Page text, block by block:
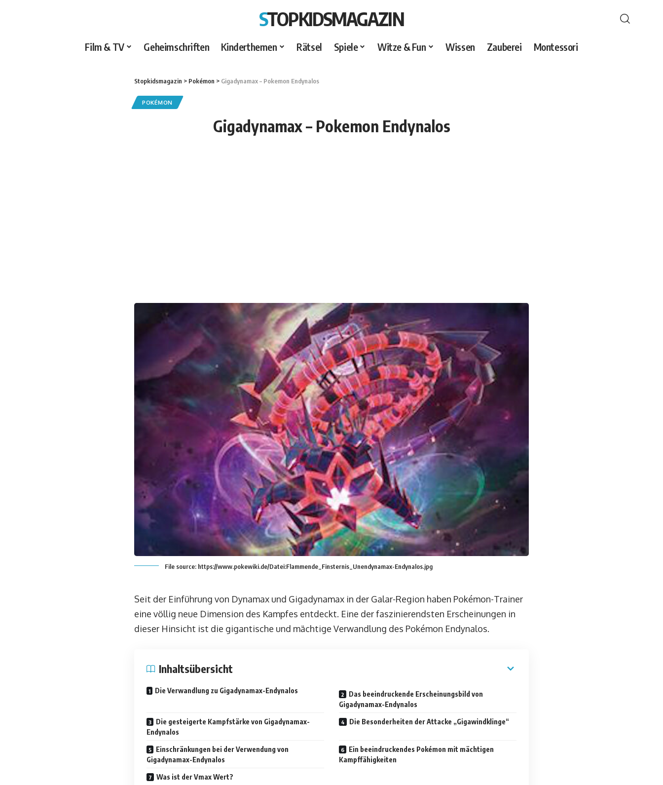
STOPKIDSMAGAZIN
Film & TV Geheimschriften Kinderthemen Rätsel Spiele Witze & Fun Wissen Zauberei Montessori
Stopkidsmagazin > Pokémon > Gigadynamax – Pokemon Endynalos
POKÉMON
Gigadynamax – Pokemon Endynalos
File source: https://www.pokewiki.de/Datei:Flammende_Finsternis_Unendynamax-Endynalos.jpg
Seit der Einführung von Dynamax und Gigadynamax in der Galar-Region haben Pokémon-Trainer
eine völlig neue Dimension des Kampfes entdeckt. Eine der faszinierendsten Erscheinungen in
dieser Hinsicht ist die gigantische und mächtige Verwandlung des Pokémon Endynalos.
Inhaltsübersicht
Die Verwandlung zu Gigadynamax-Endynalos
Das beeindruckende Erscheinungsbild von
Gigadynamax-Endynalos
Die gesteigerte Kampfstärke von Gigadynamax-
Endynalos
Die Besonderheiten der Attacke „Gigawindklinge“
Einschränkungen bei der Verwendung von
Gigadynamax-Endynalos
Ein beeindruckendes Pokémon mit mächtigen
Kampffähigkeiten
Was ist der Vmax Wert?